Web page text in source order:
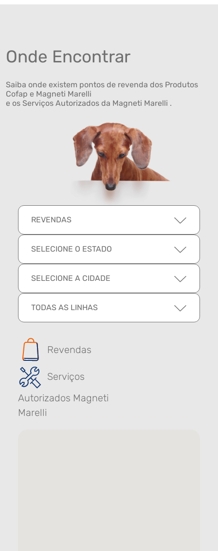
Onde Encontrar
Saiba onde existem pontos de revenda dos Produtos
Cofap e Magneti Marelli
e os Serviços Autorizados da Magneti Marelli .
REVENDAS
SELECIONE O ESTADO
SELECIONE A CIDADE
TODAS AS LINHAS
Revendas
Serviços
Autorizados Magneti
Marelli